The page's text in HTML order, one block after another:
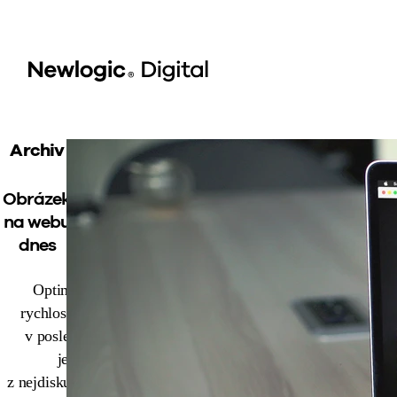
Archiv
Obrázek
na webu
dnes
Optimalizace
rychlosti webu je
v poslední době
jedno
z nejdiskutovanějších